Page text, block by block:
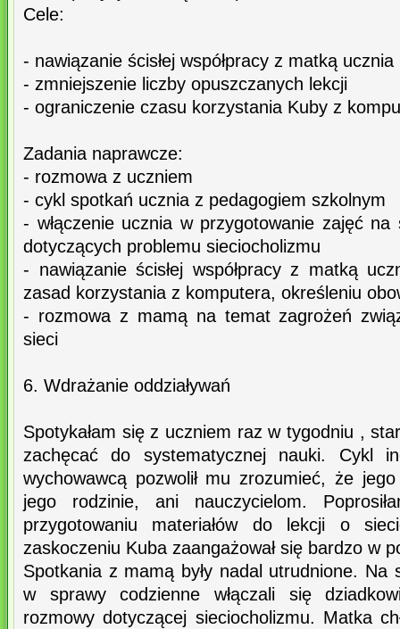
Cele:
- nawiązanie ścisłej współpracy z matką ucznia
- zmniejszenie liczby opuszczanych lekcji
- ograniczenie czasu korzystania Kuby z
Zadania naprawcze:
- rozmowa z uczniem
- cykl spotkań ucznia z pedagogiem szkolnym
- włączenie ucznia w przygotowanie zajęć
dotyczących problemu sieciocholizmu
- nawiązanie ścisłej współpracy z matką
zasad korzystania z komputera, określeniu
- rozmowa z mamą na temat zagrożeń
sieci
6. Wdrażanie oddziaływań
Spotykałam się z uczniem raz w tygodniu ,
zachęcać do systematycznej nauki. Cykl
wychowawcą pozwolił mu zrozumieć, że
jego rodzinie, ani nauczycielom.
przygotowaniu materiałów do lekcji o
zaskoczeniu Kuba zaangażował się bardzo w
Spotkania z mamą były nadal utrudnione. Na
w sprawy codzienne włączali się
rozmowy dotyczącej sieciocholizmu. Matka